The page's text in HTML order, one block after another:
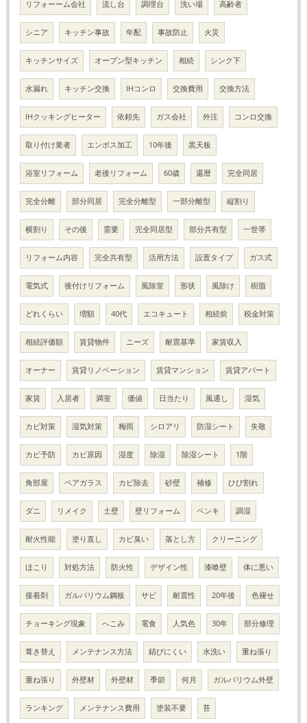
リフォーーム会社 流し台 調理台 洗い場 高齢者
シニア キッチン事故 年配 事故防止 火災
キッチンサイズ オープン型キッチン 相続 シンク下
水漏れ キッチン交換 IHコンロ 交換費用 交換方法
IHクッキングヒーター 依頼先 ガス会社 外注 コンロ交換
取り付け業者 エンボス加工 10年後 黒天板
浴室リフォーム 老後リフォーム 60歳 還暦 完全同居
完全分離 部分同居 完全分離型 一部分離型 縦割り
横割り その後 需要 完全同居型 部分共有型 一世帯
リフォーム内容 完全共有型 活用方法 設置タイプ ガス式
電気式 後付けリフォーム 風除室 形状 風除け 樹脂
どれくらい 増額 40代 エコキュート 相続前 税金対策
相続評価額 賃貸物件 ニーズ 耐震基準 家賃収入
オーナー 賃貸リノベーション 賃貸マンション 賃貸アパート
家賃 入居者 満室 価値 日当たり 風通し 湿気
カビ対策 湿気対策 梅雨 シロアリ 防湿シート 失敬
カビ予防 カビ原因 湿度 除湿 除湿シート 1階
角部屋 ペアガラス カビ除去 砂壁 補修 ひび割れ
ダニ リメイク 土壁 壁リフォーム ペンキ 調湿
耐火性能 塗り直し カビ臭い 落とし方 クリーニング
ほこり 対処方法 防火性 デザイン性 漆喰壁 体に悪い
接着剤 ガルバリウム鋼板 サビ 耐震性 20年後 色褪せ
チョーキング現象 へこみ 電食 人気色 30年 部分修理
葺き替え メンテナンス方法 錆びにくい 水洗い 重ね張り
重ね張り 外壁材 外壁材 季節 何月 ガルバリウム外壁
ランキング メンテナンス費用 塗装不要 苔